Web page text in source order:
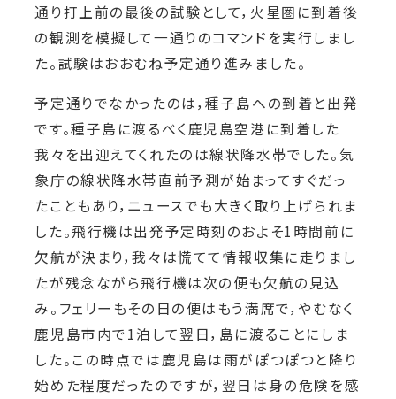
通り打上前の最後の試験として，火星圏に到着後
の観測を模擬して一通りのコマンドを実行しまし
た。試験はおおむね予定通り進みました。
予定通りでなかったのは，種子島への到着と出発
です。種子島に渡るべく鹿児島空港に到着した
我々を出迎えてくれたのは線状降水帯でした。気
象庁の線状降水帯直前予測が始まってすぐだっ
たこともあり，ニュースでも大きく取り上げられま
した。飛行機は出発予定時刻のおよそ1時間前に
欠航が決まり，我々は慌てて情報収集に走りまし
たが残念ながら飛行機は次の便も欠航の見込
み。フェリーもその日の便はもう満席で，やむなく
鹿児島市内で1泊して翌日，島に渡ることにしま
した。この時点では鹿児島は雨がぽつぽつと降り
始めた程度だったのですが，翌日は身の危険を感